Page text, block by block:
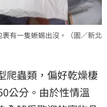
有一隻蜥蜴出沒。（圖／新北
爬蟲類，偏好乾燥棲
公分。由於性情溫